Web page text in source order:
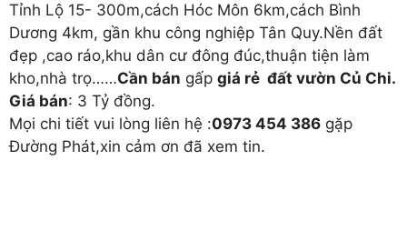
Tỉnh Lộ 15- 300m,cách Hóc Môn 6km,cách Bình
Dương 4km, gần khu công nghiệp Tân Quy.Nền đất
đẹp ,cao ráo,khu dân cư đông đúc,thuận tiện làm
kho,nhà trọ……Cần bán gấp giá rẻ đất vườn Củ Chi.
Giá bán: 3 Tỷ đồng.
Mọi chi tiết vui lòng liên hệ :0973 454 386 gặp
Đường Phát,xin cảm ơn đã xem tin.